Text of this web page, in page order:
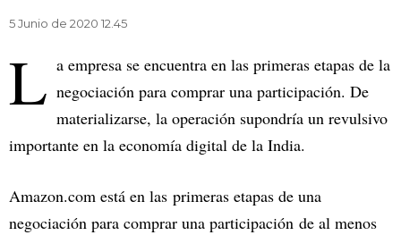
5 Junio de 2020 12.45
L a empresa se encuentra en las primeras etapas de la
negociación para comprar una participación. De
materializarse, la operación supondría un revulsivo
importante en la economía digital de la India.
Amazon.com está en las primeras etapas de una
negociación para comprar una participación de al menos